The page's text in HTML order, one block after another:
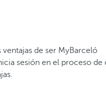
ventajas de ser MyBarceló
sesión en el proceso